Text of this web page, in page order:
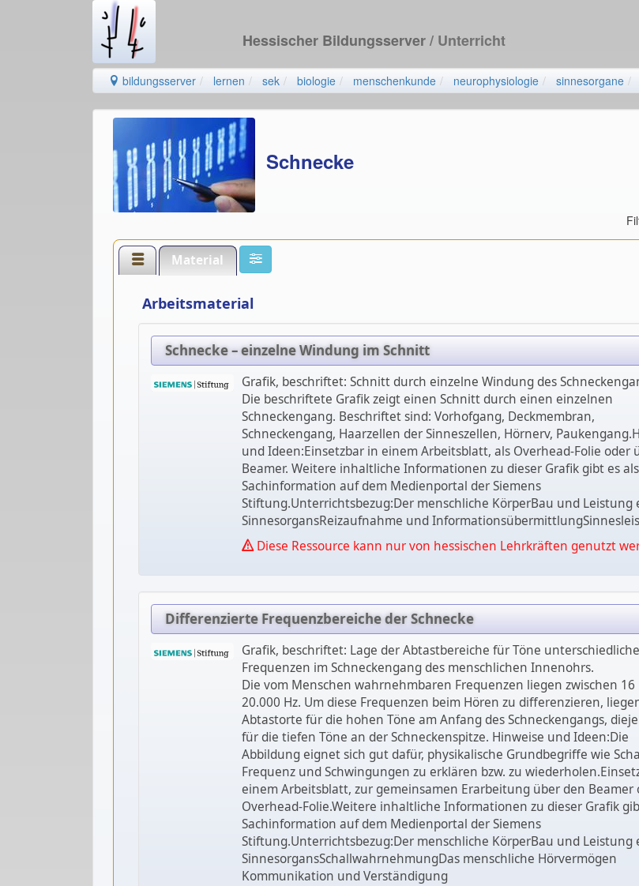
Hessischer Bildungsserver/ Unterricht
bildungsserver lernen sek biologie menschenkunde neurophysiologie sinnesorgane
Schnecke
Material
Arbeitsmaterial
Schnecke – einzelne Windung im Schnitt
Grafik, beschriftet: Schnitt durch einzelne Windung des
Die beschriftete Grafik zeigt einen Schnitt durch einen einzelnen
Schneckengang. Beschriftet sind: Vorhofgang, Deckmembran,
Schneckengang, Haarzellen der Sinneszellen, Hörnerv,
und Ideen:Einsetzbar in einem Arbeitsblatt, als Overhead-Folie oder
Beamer. Weitere inhaltliche Informationen zu dieser Grafik gibt es als
Sachinformation auf dem Medienportal der Siemens
Stiftung.Unterrichtsbezug:Der menschliche KörperBau und Leistung
SinnesorgansReizaufnahme und
Diese Ressource kann nur von hessischen Lehrkräften genutzt
Differenzierte Frequenzbereiche der Schnecke
Grafik, beschriftet: Lage der Abtastbereiche für Töne
Frequenzen im Schneckengang des menschlichen Innenohrs.
Die vom Menschen wahrnehmbaren Frequenzen liegen zwischen 16
20.000 Hz. Um diese Frequenzen beim Hören zu differenzieren,
Abtastorte für die hohen Töne am Anfang des Schneckengangs,
für die tiefen Töne an der Schneckenspitze. Hinweise und Ideen:Die
Abbildung eignet sich gut dafür, physikalische Grundbegriffe wie
Frequenz und Schwingungen zu erklären bzw. zu
einem Arbeitsblatt, zur gemeinsamen Erarbeitung über den Beamer
Overhead-Folie.Weitere inhaltliche Informationen zu dieser Grafik
Sachinformation auf dem Medienportal der Siemens
Stiftung.Unterrichtsbezug:Der menschliche KörperBau und Leistung
SinnesorgansSchallwahrnehmungDas menschliche Hörvermögen
Kommunikation und Verständigung